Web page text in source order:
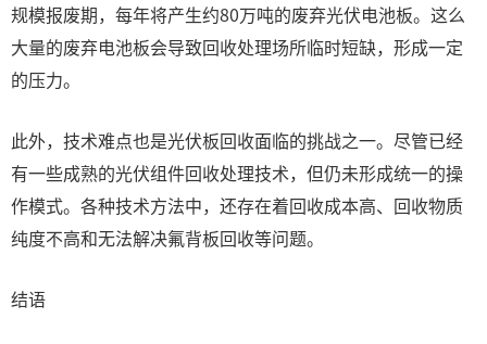
规模报废期，每年将产生约80万吨的废弃光伏电池板。这么
大量的废弃电池板会导致回收处理场所临时短缺，形成一定
的压力。
此外，技术难点也是光伏板回收面临的挑战之一。尽管已经
有一些成熟的光伏组件回收处理技术，但仍未形成统一的操
作模式。各种技术方法中，还存在着回收成本高、回收物质
纯度不高和无法解决氟背板回收等问题。
结语